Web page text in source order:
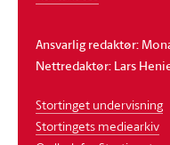
Ansvarlig redaktør:
Nettredaktør: Lars
Stortinget undervisning
Stortingets mediearkiv